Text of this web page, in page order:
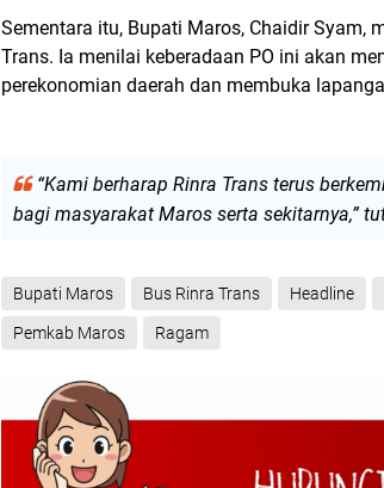
Sementara itu, Bupati Maros, Chaidir Syam,
Trans. Ia menilai keberadaan PO ini akan
perekonomian daerah dan membuka
“Kami berharap Rinra Trans terus
bagi masyarakat Maros serta sekitarnya,”
Bupati Maros Bus Rinra Trans Headline
Pemkab Maros Ragam